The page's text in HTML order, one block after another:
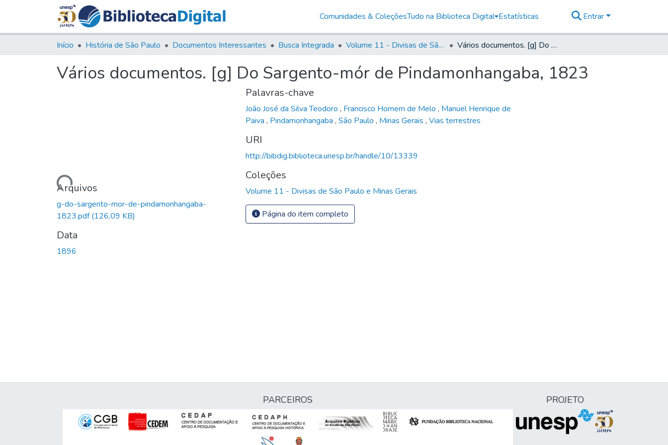
Comunidades & ColeçõesTudo na Biblioteca Digital Estatísticas Entrar
Início História de São Paulo Documentos Interessantes Busca Integrada Volume 11 - Divisas de São Paulo e Minas Gerais Vários documentos. [g] Do Sargento-mór de Pindamonhangaba, 1823
Vários documentos. [g] Do Sargento-mór de Pindamonhangaba, 1823
Carregando...Arquivos
g-do-sargento-mor-de-pindamonhangaba-
1823.pdf(126,09 KB)
Data
1896
Palavras-chave
João José da Silva Teodoro , Francisco Homem de Melo , Manuel Henrique de
Paiva , Pindamonhangaba , São Paulo , Minas Gerais , Vias terrestres
URI
http://bibdig.biblioteca.unesp.br/handle/10/13339
Coleções
Volume 11 - Divisas de São Paulo e Minas Gerais
Página do item completo
PARCEIROS PROJETO